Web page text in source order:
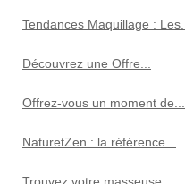
Tendances Maquillage : Les...
Découvrez une Offre...
Offrez-vous un moment de...
NaturetZen : la référence...